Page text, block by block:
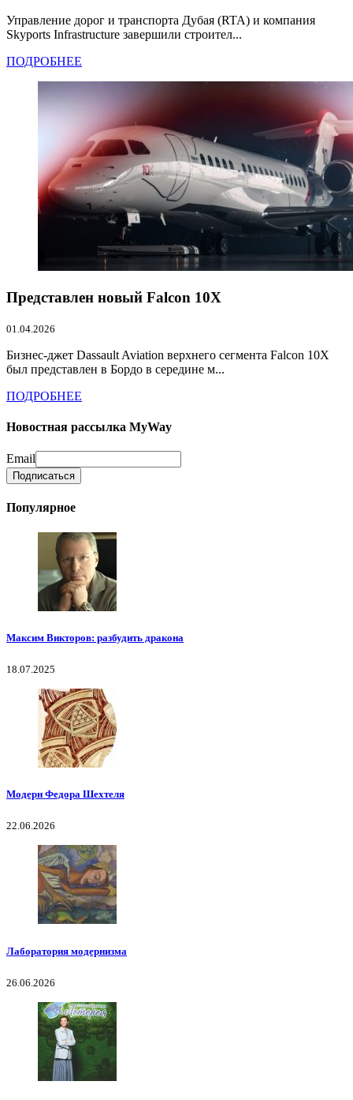
Управление дорог и транспорта Дубая (RTA) и компания
Skyports Infrastructure завершили строител...
ПОДРОБНЕЕ
Представлен новый Falcon 10X
01.04.2026
Бизнес-джет Dassault Aviation верхнего сегмента Falcon 10X
был представлен в Бордо в середине м...
ПОДРОБНЕЕ
Новостная рассылка MyWay
Email
Популярное
Максим Викторов: разбудить дракона
18.07.2025
Модерн Федора Шехтеля
22.06.2026
Лаборатория модернизма
26.06.2026